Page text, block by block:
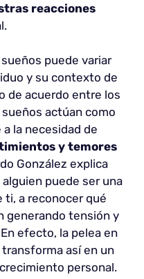
reacciones
puede variar
y su contexto de
de acuerdo entre los
actúan como
la necesidad de
y temores
González explica
puede ser una
ti, a reconocer qué
generando tensión y
efecto, la pelea en
así en un
personal.